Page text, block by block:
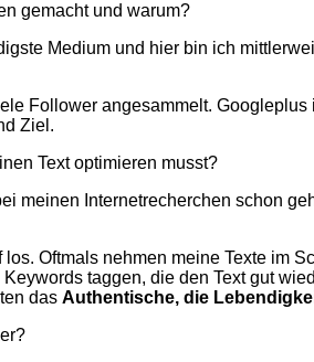
gemacht und warum?
Medium und hier bin ich
Follower angesammelt.
Ziel.
Text optimieren musst?
meinen Internetrecherchen schon
Oftmals nehmen meine Texte im
taggen, die den Text gut
das Authentische, die